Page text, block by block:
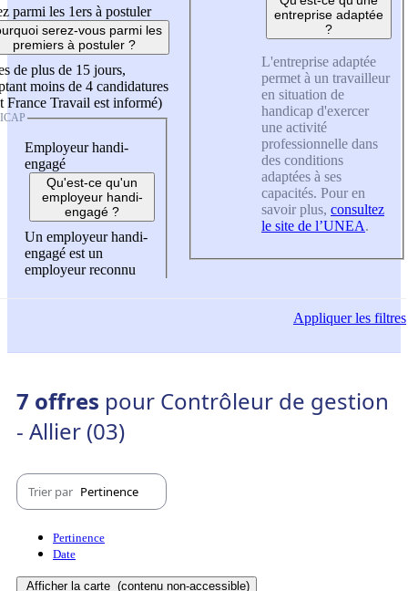
parmi les 1ers à postuler
serez-vous parmi les
premiers à postuler ?
de plus de 15 jours,
moins de 4 candidatures
France Travail est informé)
Employeur handi-
engagé
Qu'est-ce qu'un
employeur handi-
engagé ?
Un employeur handi-
engagé est un
employeur reconnu
entreprise adaptée
?
L'entreprise adaptée
permet à un travailleur
en situation de
handicap d'exercer
une activité
professionnelle dans
des conditions
adaptées à ses
capacités. Pour en
savoir plus, consultez
le site de l’UNEA.
Appliquerles filtres
7 offres pour Contrôleur de gestion
- Allier (03)
Trier par Pertinence
Pertinence
Date
Afficher la carte (contenu non-accessible)